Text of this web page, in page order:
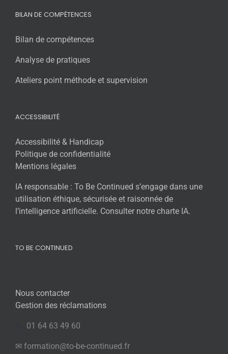
BILAN DE COMPÉTENCES
Bilan de compétences
Analyse de pratiques
Ateliers point méthode et supervision
ACCESSIBILITÉ
Accessibilité & Handicap
Politique de confidentialité
Mentions légales
IA responsable : To Be Continued s’engage dans une
utilisation éthique, sécurisée et raisonnée de
l’intelligence artificielle. Consulter notre charte IA.
TO BE CONTINUED
Nous contacter
Gestion des réclamations
01 64 63 49 60
✉ formation@to-be-continued.fr